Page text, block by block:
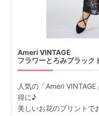
Ameri VINTAGE
フラワーとろみブラック
人気の「Ameri
得に♪
美しいお花のプリントで